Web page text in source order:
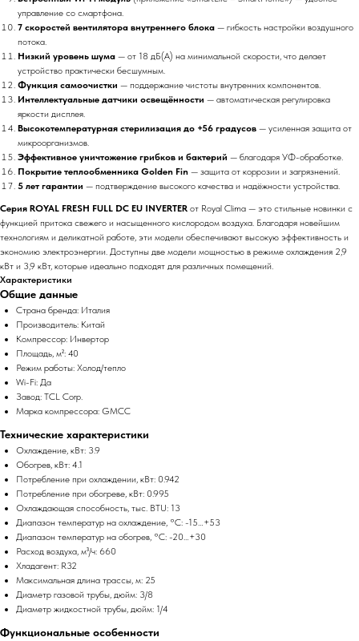
управление со смартфона.
7 скоростей вентилятора внутреннего блока — гибкость настройки воздушного
потока.
Низкий уровень шума — от 18 дБ(А) на минимальной скорости, что делает
устройство практически бесшумным.
Функция самоочистки — поддержание чистоты внутренних компонентов.
Интеллектуальные датчики освещённости — автоматическая регулировка
яркости дисплея.
Высокотемпературная стерилизация до +56 градусов — усиленная защита от
микроорганизмов.
Эффективное уничтожение грибков и бактерий — благодаря УФ-обработке.
Покрытие теплообменника Golden Fin — защита от коррозии и загрязнений.
5 лет гарантии — подтверждение высокого качества и надёжности устройства.
Серия ROYAL FRESH FULL DC EU INVERTER от Royal Clima — это стильные новинки с
функцией притока свежего и насыщенного кислородом воздуха. Благодаря новейшим
технологиям и деликатной работе, эти модели обеспечивают высокую эффективность и
экономию электроэнергии. Доступны две модели мощностью в режиме охлаждения 2,9
кВт и 3,9 кВт, которые идеально подходят для различных помещений.
Характеристики
Общие данные
Страна бренда: Италия
Производитель: Китай
Компрессор: Инвертор
Площадь, м²: 40
Режим работы: Холод/тепло
Wi-Fi: Да
Завод: TCL Corp.
Марка компрессора: GMCC
Технические характеристики
Охлаждение, кВт: 3.9
Обогрев, кВт: 4.1
Потребление при охлаждении, кВт: 0.942
Потребление при обогреве, кВт: 0.995
Охлаждающая способность, тыс. BTU: 13
Диапазон температур на охлаждение, °C: -15…+53
Диапазон температур на обогрев, °C: -20…+30
Расход воздуха, м³/ч: 660
Хладагент: R32
Максимальная длина трассы, м: 25
Диаметр газовой трубы, дюйм: 3/8
Диаметр жидкостной трубы, дюйм: 1/4
Функциональные особенности